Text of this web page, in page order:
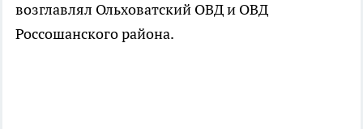
возглавлял Ольховатский ОВД и ОВД
Россошанского района.